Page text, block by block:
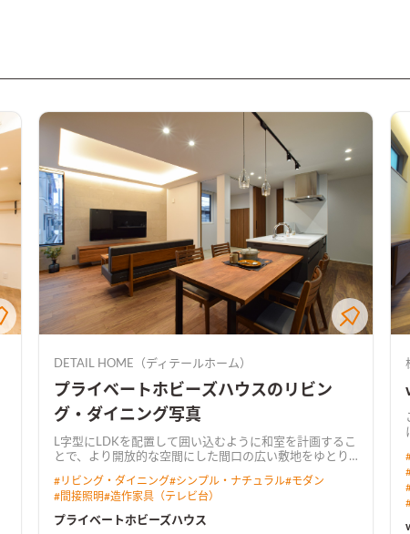
DETAIL HOME（ディテールホーム）
プライベートホビーズハウスのリビン
グ・ダイニング写真
L字型にLDKを配置して囲い込むように和室を計画するこ
とで、より開放的な空間にした 間口の広い敷地をゆとり
ると回遊できる動線とした。 LDKからは中庭が望め、植
栽が四季の移ろいを感じさせてくれる。 2階にご夫婦で
使えるホビールームを設置し、コロナ禍でのお家時間の
#リビング・ダイニング#シンプル・ナチュラル#モダン
#間接照明#造作家具（テレビ台）
プライベートホビーズハウス